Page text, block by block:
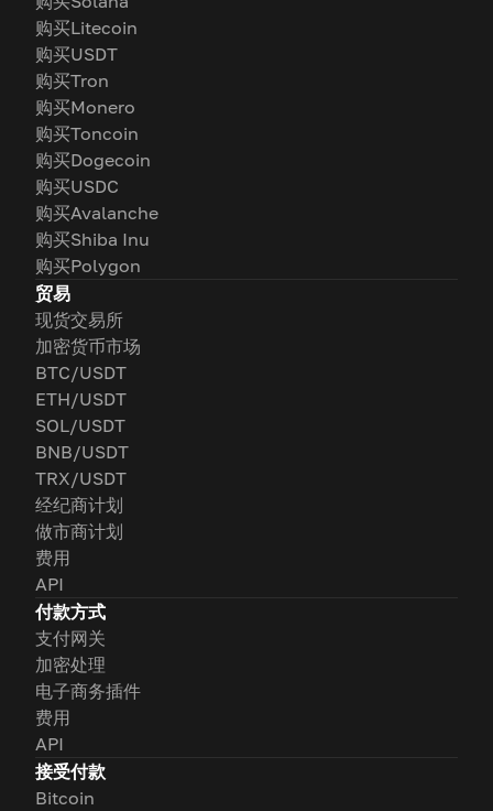
购买Litecoin
购买USDT
购买Tron
购买Monero
购买Toncoin
购买Dogecoin
购买USDC
购买Avalanche
购买Shiba Inu
购买Polygon
贸易
现货交易所
加密货币市场
BTC/USDT
ETH/USDT
SOL/USDT
BNB/USDT
TRX/USDT
经纪商计划
做市商计划
费用
API
付款方式
支付网关
加密处理
电子商务插件
费用
API
接受付款
Bitcoin